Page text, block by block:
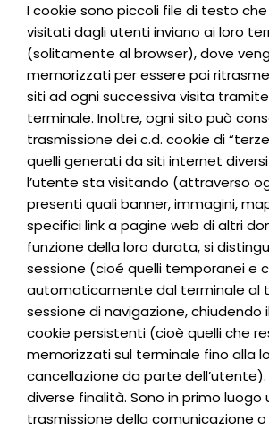
I cookie sono piccoli file di testo
visitati dagli utenti inviano ai loro
(solitamente al browser), dove
memorizzati per essere poi
siti ad ogni successiva visita
terminale. Inoltre, ogni sito può
trasmissione dei c.d. cookie di
quelli generati da siti internet
l’utente sta visitando (attraverso
presenti quali banner, immagini,
specifici link a pagine web di altri
funzione della loro durata, si
sessione (cioé quelli temporanei e
automaticamente dal terminale al
sessione di navigazione, chiudendo
cookie persistenti (cioè quelli che
memorizzati sul terminale fino alla
cancellazione da parte dell’utente).
diverse finalità. Sono in primo luogo
trasmissione della comunicazione